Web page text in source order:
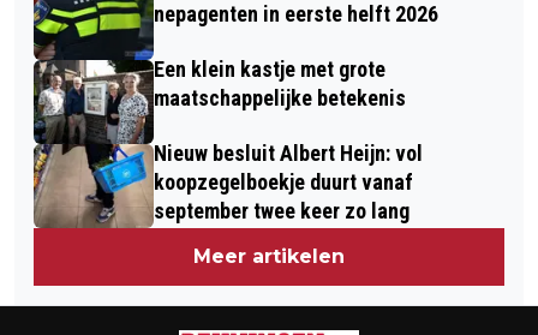
nepagenten in eerste helft 2026
Een klein kastje met grote
maatschappelijke betekenis
Nieuw besluit Albert Heijn: vol
koopzegelboekje duurt vanaf
september twee keer zo lang
Meer artikelen